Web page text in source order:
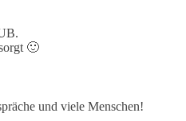
🙂
und viele Menschen!